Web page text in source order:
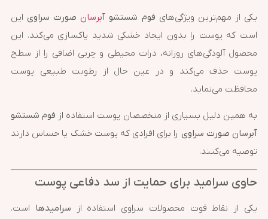
یکی از مهم‌ترین ویژگی‌های فوم شستشو آبرسانصورت سراوی این
است که پوست را بدون ایجاد خشکی شدید پاکسازی می‌کند. این
محصول آلودگی‌های روزانه، ذرات محیطی و چربی اضافی را از سطح
پوست حذف می‌کند و در عین حال از رطوبت طبیعی پوست
محافظت می‌نماید.
به همین دلیل بسیاری از متخصصان پوست استفاده از فوم شستشو
آبرسان صورت سراوی را برای افرادی که پوست خشک یا حساس دارند
توصیه می‌کنند.
حاوی سرامید برای حمایت از سد دفاعی پوست
یکی از نقاط قوت محصولات سراوی استفاده از سرامیدها است.